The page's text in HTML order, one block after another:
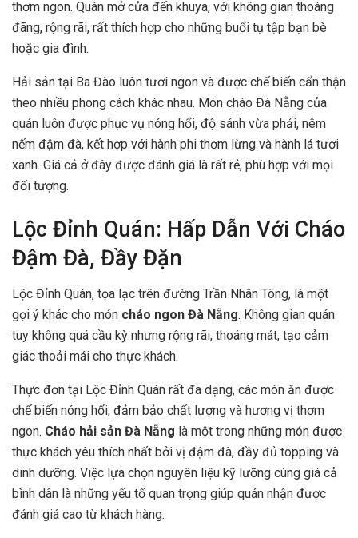
thơm ngon. Quán mở cửa đến khuya, với không gian thoáng
đãng, rộng rãi, rất thích hợp cho những buổi tụ tập bạn bè
hoặc gia đình.
Hải sản tại Ba Đào luôn tươi ngon và được chế biến cẩn thận
theo nhiều phong cách khác nhau. Món cháo Đà Nẵng của
quán luôn được phục vụ nóng hổi, độ sánh vừa phải, nêm
nếm đậm đà, kết hợp với hành phi thơm lừng và hành lá tươi
xanh. Giá cả ở đây được đánh giá là rất rẻ, phù hợp với mọi
đối tượng.
Lộc Đỉnh Quán: Hấp Dẫn Với Cháo
Đậm Đà, Đầy Đặn
Lộc Đỉnh Quán, tọa lạc trên đường Trần Nhân Tông, là một
gợi ý khác cho món cháo ngon Đà Nẵng. Không gian quán
tuy không quá cầu kỳ nhưng rộng rãi, thoáng mát, tạo cảm
giác thoải mái cho thực khách.
Thực đơn tại Lộc Đỉnh Quán rất đa dạng, các món ăn được
chế biến nóng hổi, đảm bảo chất lượng và hương vị thơm
ngon. Cháo hải sản Đà Nẵng là một trong những món được
thực khách yêu thích nhất bởi vị đậm đà, đầy đủ topping và
dinh dưỡng. Việc lựa chọn nguyên liệu kỹ lưỡng cùng giá cả
bình dân là những yếu tố quan trọng giúp quán nhận được
đánh giá cao từ khách hàng.